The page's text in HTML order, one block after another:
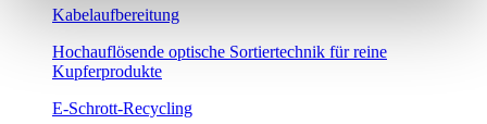
Kabelaufbereitung
Hochauflösende optische Sortiertechnik für reine
Kupferprodukte
E-Schrott-Recycling